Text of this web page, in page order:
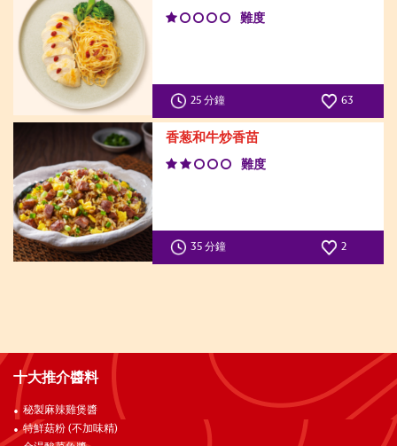
難度
25 分鐘 63
香葱和牛炒香苗
難度
35 分鐘 2
十大推介醬料
秘製麻辣雞煲醬
特鮮菇粉 (不加味精)